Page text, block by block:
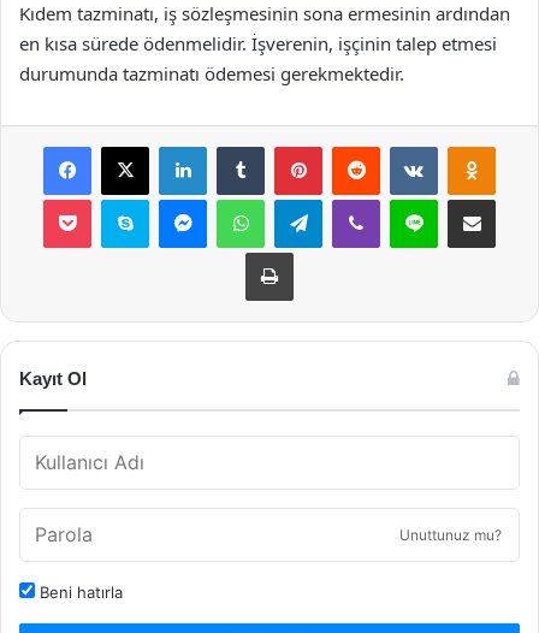
Kıdem tazminatı, iş sözleşmesinin sona ermesinin ardından
en kısa sürede ödenmelidir. İşverenin, işçinin talep etmesi
durumunda tazminatı ödemesi gerekmektedir.
Facebook
X LinkedInTumblr PinterestReddit VKontakte
Pocket Skype MessengerWhatsAppTelegramViber Line E-Posta ile
Yazdır
Kayıt Ol
Unuttunuz mu?
Beni hatırla